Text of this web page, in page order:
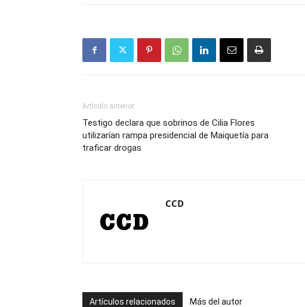
Artículo anterior
Testigo declara que sobrinos de Cilia Flores
utilizarían rampa presidencial de Maiquetía para
traficar drogas
CCD
Artículos relacionados Más del autor